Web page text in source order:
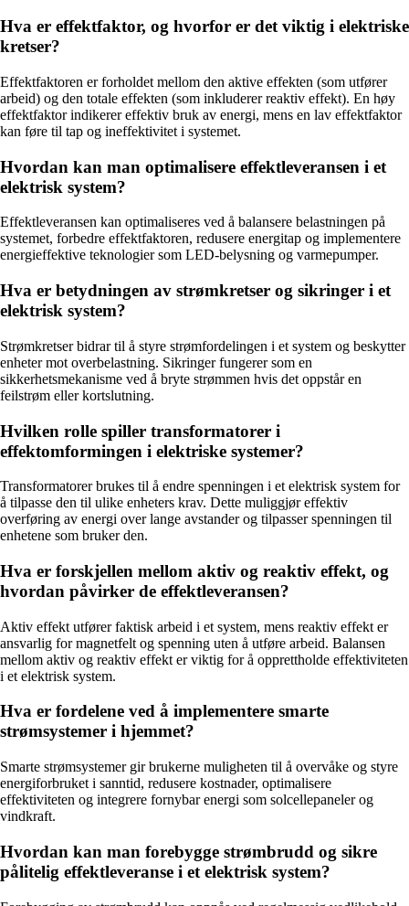
Hva er effektfaktor, og hvorfor er det viktig i elektriske
kretser?
Effektfaktoren er forholdet mellom den aktive effekten (som utfører
arbeid) og den totale effekten (som inkluderer reaktiv effekt). En høy
effektfaktor indikerer effektiv bruk av energi, mens en lav effektfaktor
kan føre til tap og ineffektivitet i systemet.
Hvordan kan man optimalisere effektleveransen i et
elektrisk system?
Effektleveransen kan optimaliseres ved å balansere belastningen på
systemet, forbedre effektfaktoren, redusere energitap og implementere
energieffektive teknologier som LED-belysning og varmepumper.
Hva er betydningen av strømkretser og sikringer i et
elektrisk system?
Strømkretser bidrar til å styre strømfordelingen i et system og beskytter
enheter mot overbelastning. Sikringer fungerer som en
sikkerhetsmekanisme ved å bryte strømmen hvis det oppstår en
feilstrøm eller kortslutning.
Hvilken rolle spiller transformatorer i
effektomformingen i elektriske systemer?
Transformatorer brukes til å endre spenningen i et elektrisk system for
å tilpasse den til ulike enheters krav. Dette muliggjør effektiv
overføring av energi over lange avstander og tilpasser spenningen til
enhetene som bruker den.
Hva er forskjellen mellom aktiv og reaktiv effekt, og
hvordan påvirker de effektleveransen?
Aktiv effekt utfører faktisk arbeid i et system, mens reaktiv effekt er
ansvarlig for magnetfelt og spenning uten å utføre arbeid. Balansen
mellom aktiv og reaktiv effekt er viktig for å opprettholde effektiviteten
i et elektrisk system.
Hva er fordelene ved å implementere smarte
strømsystemer i hjemmet?
Smarte strømsystemer gir brukerne muligheten til å overvåke og styre
energiforbruket i sanntid, redusere kostnader, optimalisere
effektiviteten og integrere fornybar energi som solcellepaneler og
vindkraft.
Hvordan kan man forebygge strømbrudd og sikre
pålitelig effektleveranse i et elektrisk system?